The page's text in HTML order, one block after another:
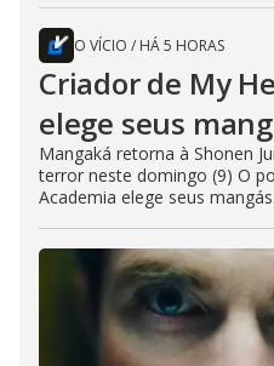
O VÍCIO / HÁ 5 HORAS
Criador de My
elege seus
Mangaká retorna à Shonen
terror neste domingo (9) O
Academia elege seus